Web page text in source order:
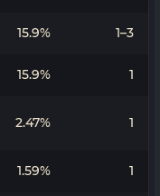
15.9% 1–3
15.9% 1
2.47% 1
1.59% 1